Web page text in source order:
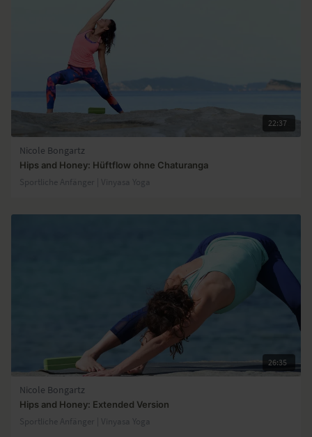
22:37
Nicole Bongartz
Hips and Honey: Hüftflow ohne Chaturanga
Sportliche Anfänger | Vinyasa Yoga
26:35
Nicole Bongartz
Hips and Honey: Extended Version
Sportliche Anfänger | Vinyasa Yoga